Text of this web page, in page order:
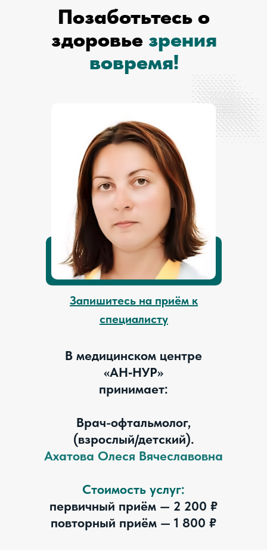
Позаботьтесь о
здоровье зрения
вовремя!
В медицинском центре
«АН‑НУР»
принимает:
Врач-офтальмолог,
(взрослый/детский).
Ахатова Олеся Вячеславовна
Стоимость услуг:
первичный приём — 2 200 ₽
повторный приём — 1 800 ₽
Запишитесь на приём к
специалисту